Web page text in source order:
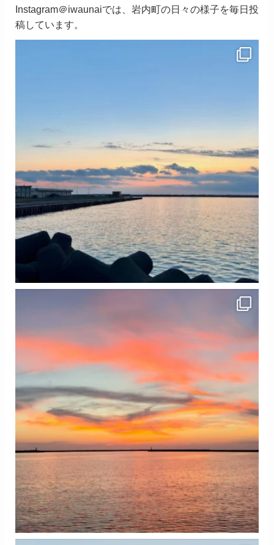
Instagram＠iwaunaiでは、岩内町の日々の様子を毎日投
稿しています。